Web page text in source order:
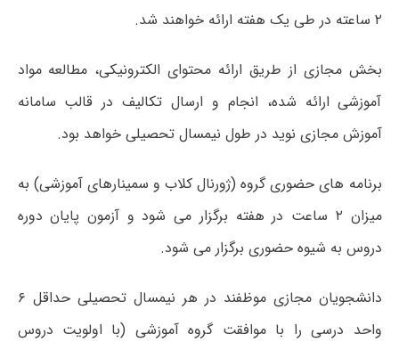
۲ ساعته در طی یک هفته ارائه خواهند شد.
بخش مجازی از طریق ارائه محتوای الکترونیکی، مطالعه مواد
آموزشی ارائه شده، انجام و ارسال تکالیف در قالب سامانه
آموزش مجازی نوید در طول نیمسال تحصیلی خواهد بود.
برنامه های حضوری گروه (ژورنال کلاب و سمینارهای آموزشی) به
میزان ۲ ساعت در هفته برگزار می شود و آزمون پایان دوره
دروس به شیوه حضوری برگزار می شود.
دانشجویان مجازی موظفند در هر نیمسال تحصیلی حداقل ۶
واحد درسی را با موافقت گروه آموزشی (با اولویت دروس